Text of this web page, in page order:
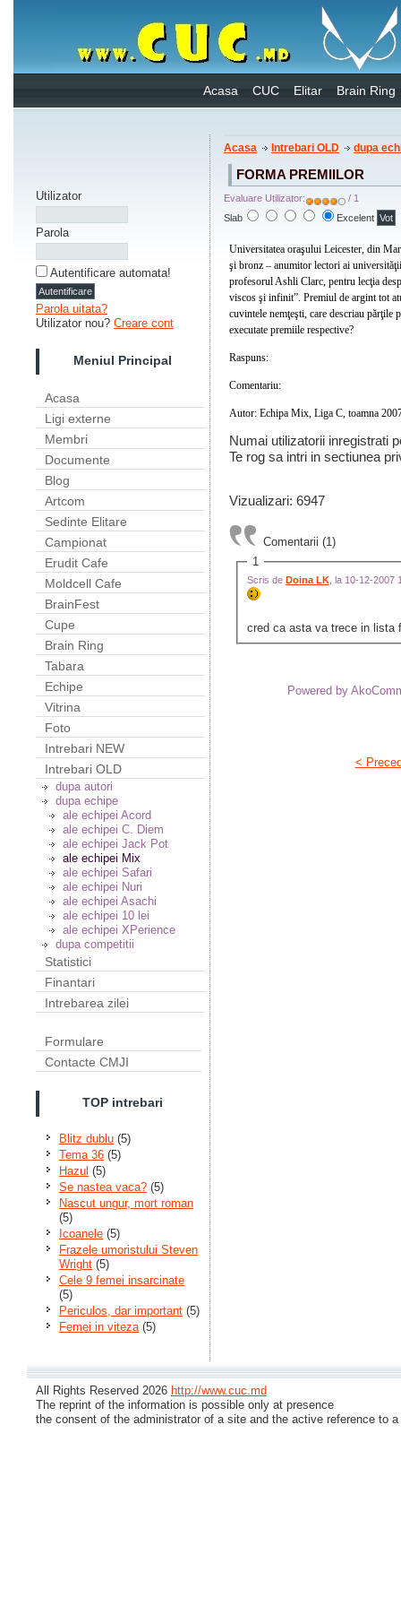
Acasa CUC Elitar Brain Ring
Utilizator
Parola
Autentificare automata!
Parola uitata?
Utilizator nou? Creare cont
Meniul Principal
Acasa
Ligi externe
Membri
Documente
Blog
Artcom
Sedinte Elitare
Campionat
Erudit Cafe
Moldcell Cafe
BrainFest
Cupe
Brain Ring
Tabara
Echipe
Vitrina
Foto
Intrebari NEW
Intrebari OLD
dupa autori
dupa echipe
ale echipei Acord
ale echipei C. Diem
ale echipei Jack Pot
ale echipei Mix
ale echipei Safari
ale echipei Nuri
ale echipei Asachi
ale echipei 10 lei
ale echipei XPerience
dupa competitii
Statistici
Finantari
Intrebarea zilei
Formulare
Contacte CMJI
TOP intrebari
Blitz dublu (5)
Tema 36 (5)
Hazul (5)
Se nastea vaca? (5)
Nascut ungur, mort roman
(5)
Icoanele (5)
Frazele umoristului Steven
Wright (5)
Cele 9 femei insarcinate
(5)
Periculos, dar important (5)
Femei in viteza(5)
Acasa Intrebari OLD dupa
FORMA PREMIILOR
Evaluare Utilizator:
/ 1
Slab
Excelent
Universitatea oraşului Leicester, din
şi bronz – anumitor lectori ai
profesorul Ashli Clarc, pentru lecţia
viscos şi infinit”. Premiul de argint tot
cuvintele nemţeşti, care descriau
executate premiile respective?
Raspuns:
Comentariu:
Autor: Echipa Mix, Liga C, toamna
Numai utilizatorii inregistrati
Te rog sa intri in sectiunea
Vizualizari: 6947
Comentarii (1)
1
Scris de Doina LK, la 10-12-2007
cred ca asta va trece in lista
Powered by
<
All Rights Reserved 2026 http://www.cuc.md
The reprint of the information is possible only at presence
the consent of the administrator of a site and the active reference to